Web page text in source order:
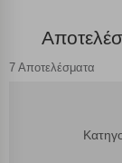
7 Αποτελέσματα